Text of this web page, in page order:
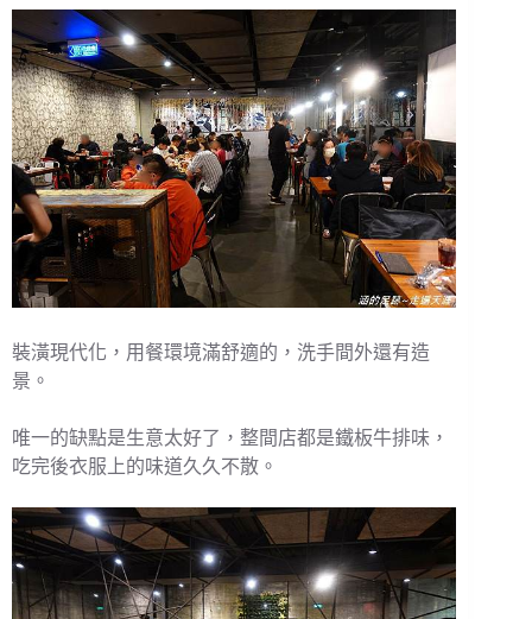
裝潢現代化，用餐環境滿舒適的，洗手間外還有造
景。
唯一的缺點是生意太好了，整間店都是鐵板牛排味，
吃完後衣服上的味道久久不散。